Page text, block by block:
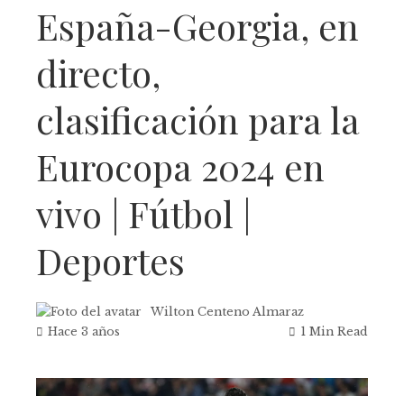
España-Georgia, en
directo,
clasificación para la
Eurocopa 2024 en
vivo | Fútbol |
Deportes
Wilton Centeno Almaraz
Hace 3 años
1 Min Read